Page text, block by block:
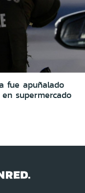
fue apuñalado
supermercado